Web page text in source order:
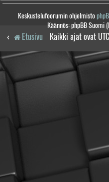
Keskustelufoorumin ohjelmisto
Käännös: phpBB
Etusivu Kaikki ajat ovat